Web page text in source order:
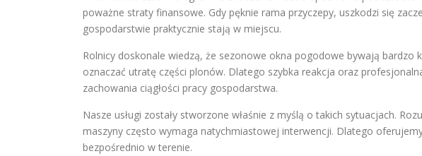
poważne straty finansowe. Gdy pęknie rama przyczepy, uszkodzi się
gospodarstwie praktycznie stają w miejscu.
Rolnicy doskonale wiedzą, że sezonowe okna pogodowe bywają bardzo
oznaczać utratę części plonów. Dlatego szybka reakcja oraz
zachowania ciągłości pracy gospodarstwa.
Nasze usługi zostały stworzone właśnie z myślą o takich sytuacjach.
maszyny często wymaga natychmiastowej interwencji. Dlatego
bezpośrednio w terenie.